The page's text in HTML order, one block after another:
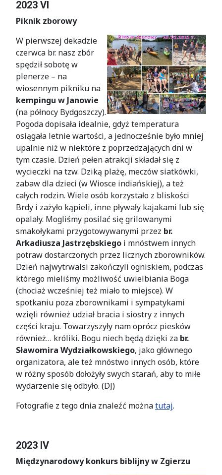
2023 VI
Piknik zborowy
W pierwszej dekadzie
czerwca br. nasz zbór
spędził sobotę w
plenerze – na
wiosennym pikniku na
kempingu w Janowie
(na północy Bydgoszczy).
Pogoda dopisała idealnie, gdyż temperatura
osiągała letnie wartości, a jednocześnie było mniej
upalnie niż w niektóre z poprzedzających dni w
tym czasie. Dzień pełen atrakcji składał się z
wycieczki na tzw. Dziką plażę, meczów siatkówki,
zabaw dla dzieci (w Wiosce indiańskiej), a też
całych rodzin. Wiele osób korzystało z bliskości
Brdy i zażyło kąpieli, inne pływały kajakami lub się
opalały. Mogliśmy posilać się grilowanymi
smakołykami przygotowywanymi przez br.
Arkadiusza Jastrzębskiego i mnóstwem innych
potraw dostarczonych przez licznych zborowników.
Dzień najwytrwalsi zakończyli ogniskiem, podczas
którego mieliśmy możliwość uwielbiania Boga
(chociaż wcześniej też miało to miejsce). W
spotkaniu poza zborownikami i sympatykami
wzięli również udział bracia i siostry z innych
części kraju. Towarzyszyły nam oprócz piesków
również… króliki. Bogu niech będą dzięki za br.
Sławomira Wydziałkowskiego, jako głównego
organizatora, ale też mnóstwo innych osób, które
w różny sposób dołożyły swych starań, aby to miłe
wydarzenie się odbyło. (DJ)
Fotografie z tego dnia znaleźć możnatutaj.
2023 IV
Międzynarodowy konkurs biblijny w Zgierzu